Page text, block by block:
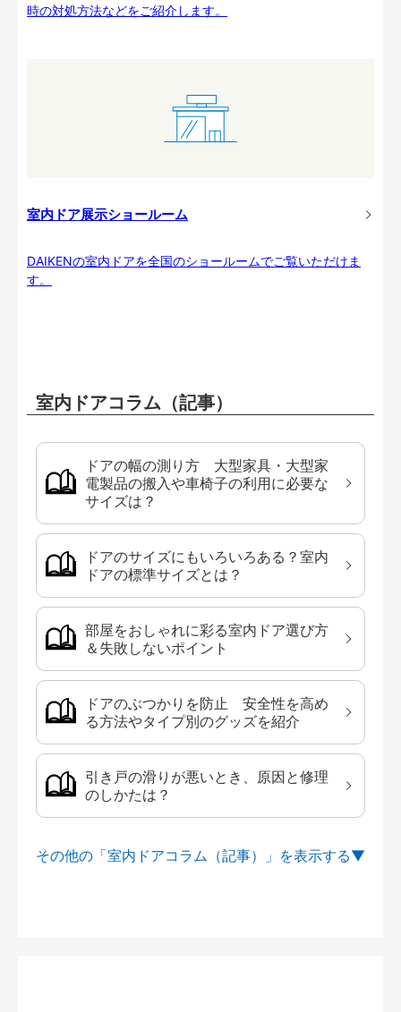
時の対処方法などをご紹介します。
室内ドア展示ショールーム
DAIKENの室内ドアを全国のショールームでご覧いただけま
す。
室内ドアコラム（記事）
ドアの幅の測り方 大型家具・大型家
電製品の搬入や車椅子の利用に必要な
サイズは？
ドアのサイズにもいろいろある？室内
ドアの標準サイズとは？
部屋をおしゃれに彩る室内ドア選び方
＆失敗しないポイント
ドアのぶつかりを防止 安全性を高め
る方法やタイプ別のグッズを紹介
引き戸の滑りが悪いとき、原因と修理
のしかたは？
その他の「室内ドアコラム（記事）」を